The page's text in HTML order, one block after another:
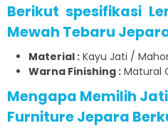
Berikut spesifikasi
Mewah Tebaru
Material : Kayu Jati /
Warna Finishing : Matural
Mengapa Memilih
Furniture Jepara